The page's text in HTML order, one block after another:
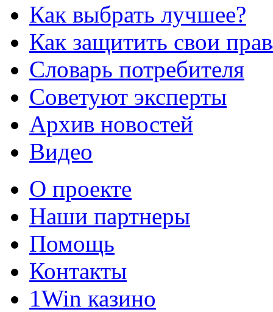
Как выбрать лучшее?
Как защитить свои
Словарь потребителя
Советуют эксперты
Архив новостей
Видео
О проекте
Наши партнеры
Помощь
Контакты
1Win казино